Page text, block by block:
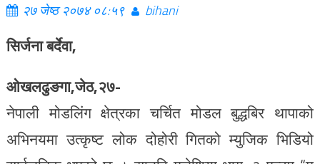
२७ जेष्ठ २०७४ ०८:५९ bihani
सिर्जना बर्देवा,
ओखलढुङगा,जेठ,२७-
नेपाली मोडलिंग क्षेत्रका चर्चित मोडल बुद्धबिर थापाको
अभिनयमा उत्कृष्ट लोक दोहोरी गितको म्युजिक भिडियो